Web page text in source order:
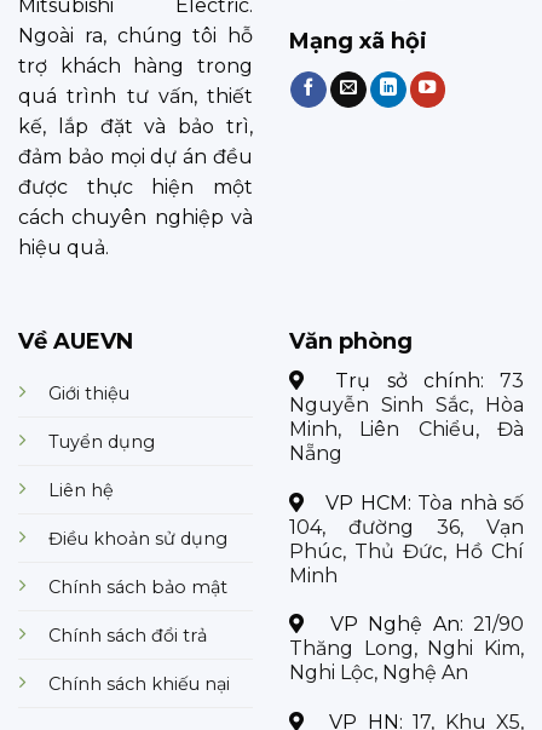
Mitsubishi Electric.
Ngoài ra, chúng tôi hỗ
trợ khách hàng trong
quá trình tư vấn, thiết
kế, lắp đặt và bảo trì,
đảm bảo mọi dự án đều
được thực hiện một
cách chuyên nghiệp và
hiệu quả.
Mạng xã hội
Về AUEVN
Giới thiệu
Tuyển dụng
Liên hệ
Điều khoản sử dụng
Chính sách bảo mật
Chính sách đổi trả
Chính sách khiếu nại
Văn phòng
Trụ sở chính: 73
Nguyễn Sinh Sắc, Hòa
Minh, Liên Chiểu, Đà
Nẵng
VP HCM: Tòa nhà số
104, đường 36, Vạn
Phúc, Thủ Đức, Hồ Chí
Minh
VP Nghệ An: 21/90
Thăng Long, Nghi Kim,
Nghi Lộc, Nghệ An
VP HN:17, Khu X5,